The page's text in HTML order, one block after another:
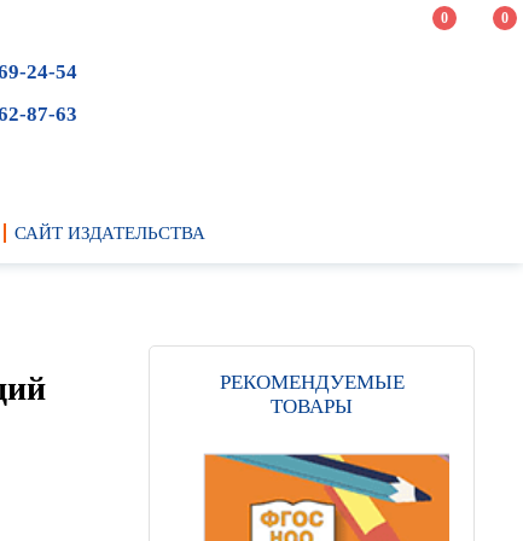
0 0
24-54
87-63
САЙТ ИЗДАТЕЛЬСТВА
РЕКОМЕНДУЕМЫЕ
ТОВАРЫ